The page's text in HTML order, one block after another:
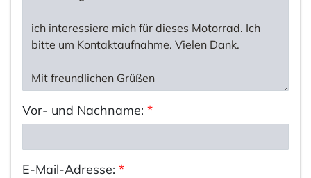
Vor- und Nachname: *
E-Mail-Adresse: *